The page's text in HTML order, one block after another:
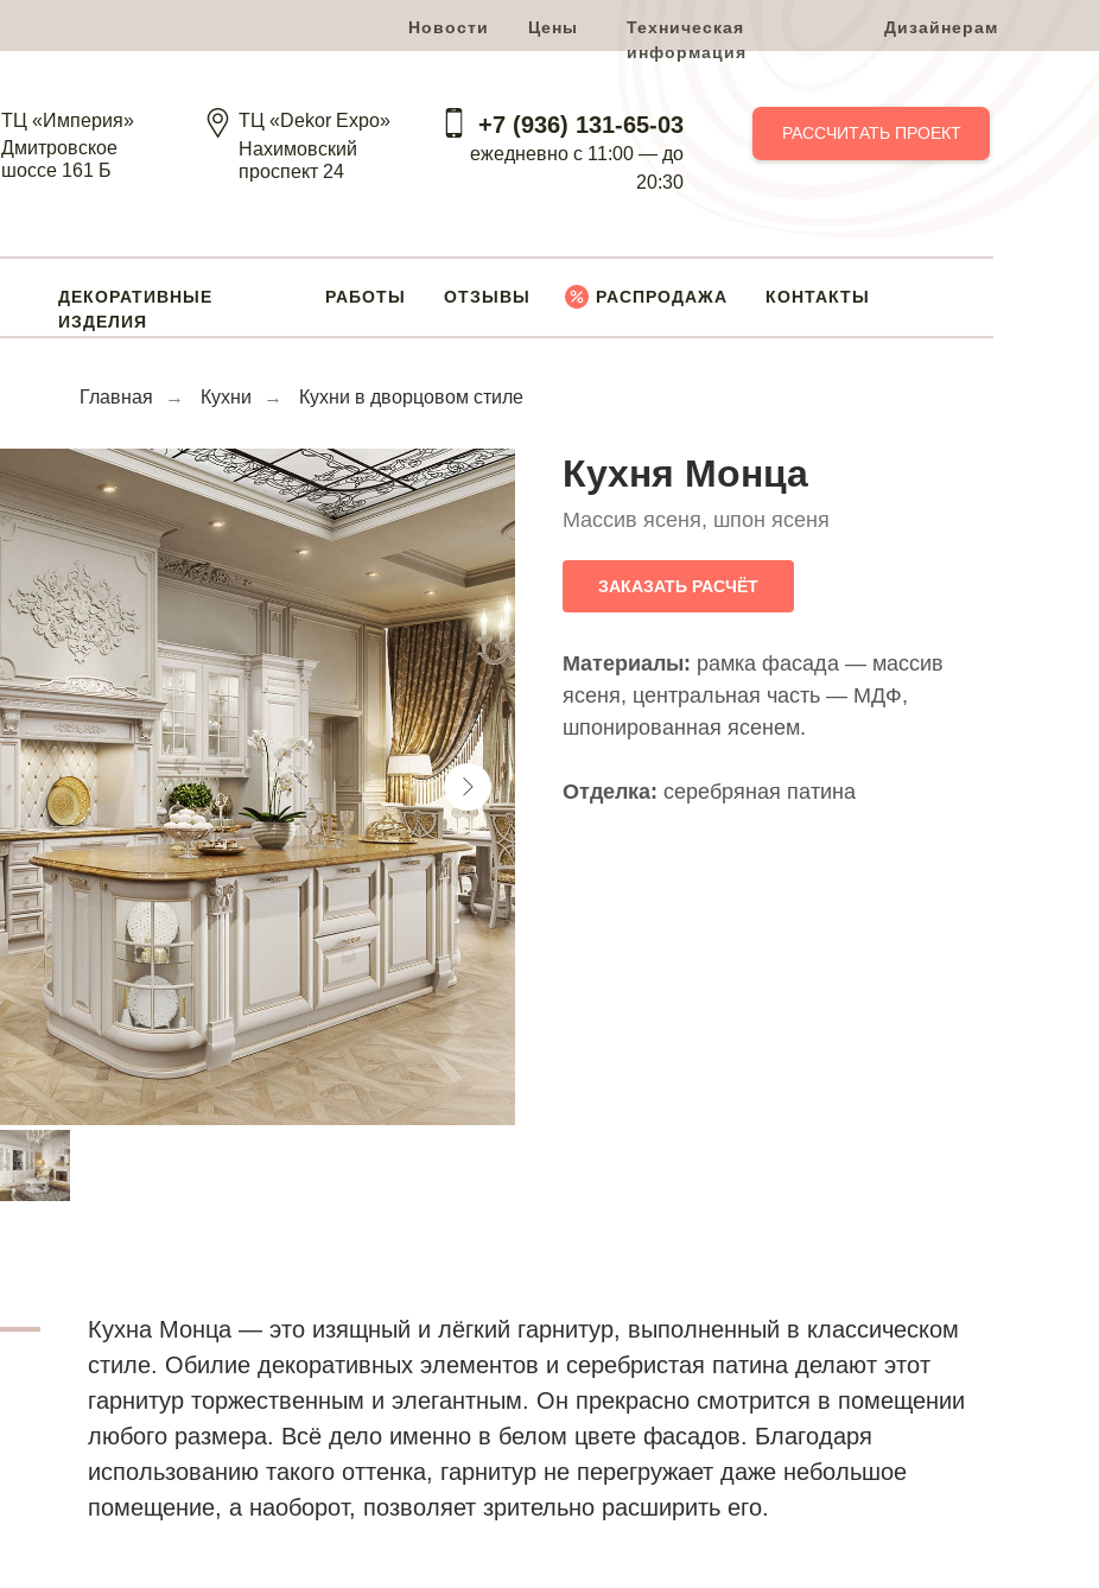
ДЕКОРАТИВНЫЕ
ИЗДЕЛИЯ
РАСПРОДАЖА
+7 (936) 131-65-03
ежедневно c 11:00 — до
20:30
РАССЧИТАТЬ ПРОЕКТ
ТЦ «Империя»
ТЦ «Dekor Expo»
Дмитровское
шоссе 161 Б
Нахимовский
проспект 24
КОНТАКТЫ
РАБОТЫ ОТЗЫВЫ
Новости Цены
Техническая
информация
Дизайнерам
Главная → Кухни → Кухни в дворцовом стиле
Кухня Монца
Массив ясеня, шпон ясеня
ЗАКАЗАТЬ РАСЧЁТ
Материалы: рамка фасада — массив
ясеня, центральная часть — МДФ,
шпонированная ясенем.
Отделка: серебряная патина
Кухна Монца — это изящный и лёгкий гарнитур, выполненный в классическом
стиле. Обилие декоративных элементов и серебристая патина делают этот
гарнитур торжественным и элегантным. Он прекрасно смотрится в помещении
любого размера. Всё дело именно в белом цвете фасадов. Благодаря
использованию такого оттенка, гарнитур не перегружает даже небольшое
помещение, а наоборот, позволяет зрительно расширить его.